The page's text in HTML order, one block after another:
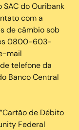
SAC do Ouribank
com a
de câmbio sob
0800-603-
mail
telefone da
Banco Central
de Débito
Federal